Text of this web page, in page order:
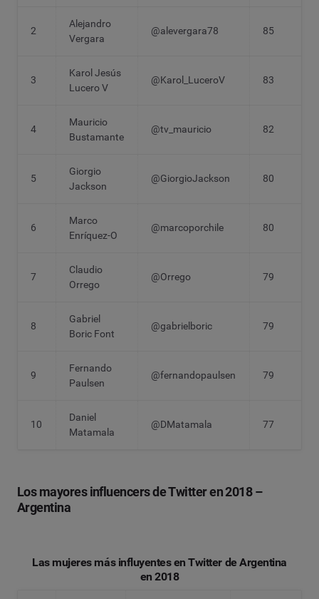
2
Alejandro
Vergara
@alevergara78 85
3
Karol Jesús
Lucero V
@Karol_LuceroV 83
4
Mauricio
Bustamante
@tv_mauricio 82
5
Giorgio
Jackson
@GiorgioJackson 80
6
Marco
Enríquez-O
@marcoporchile 80
7
Claudio
Orrego
@Orrego 79
8
Gabriel
Boric Font
@gabrielboric 79
9
Fernando
Paulsen
@fernandopaulsen 79
10
Daniel
Matamala
@DMatamala 77
Los mayores influencers de Twitter en 2018 –
Argentina
Las mujeres más influyentes en Twitter de Argentina
en 2018